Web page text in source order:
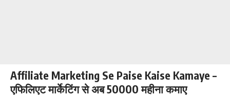
Affiliate Marketing Se Paise Kaise Kamaye –
एफिलिएट मार्केटिंग से अब 50000 महीना कमाए